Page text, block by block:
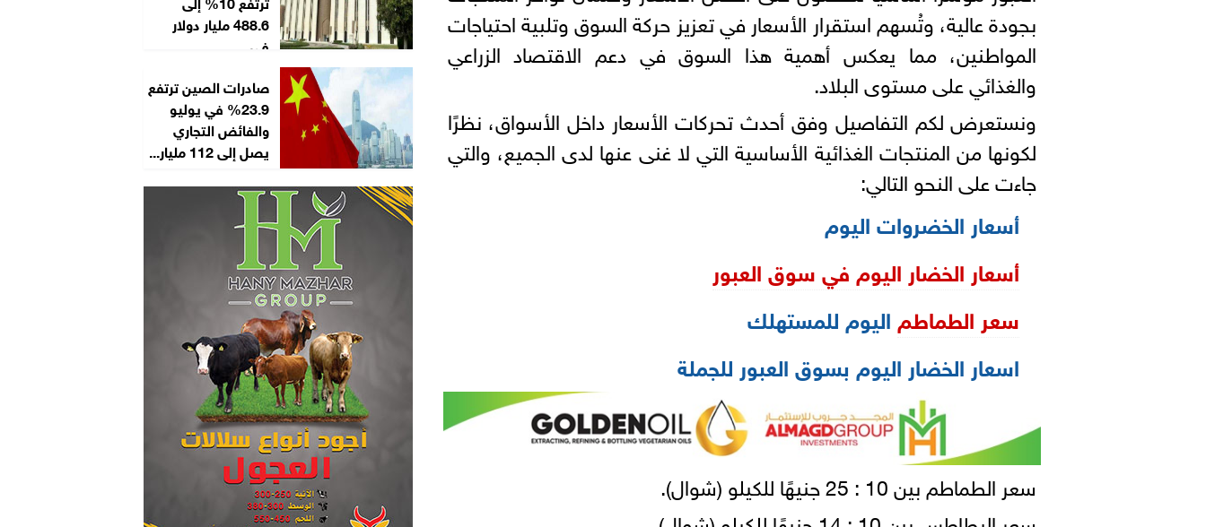
بجودة عالية، وتُسهم استقرار الأسعار في تعزيز حركة السوق وتلبية احتياجات
المواطنين، مما يعكس أهمية هذا السوق في دعم الاقتصاد الزراعي
والغذائي على مستوى البلاد.
ونستعرض لكم التفاصيل وفق أحدث تحركات الأسعار داخل الأسواق، نظرًا
لكونها من المنتجات الغذائية الأساسية التي لا غنى عنها لدى الجميع، والتي
جاءت على النحو التالي:
أسعار الخضروات اليوم
أسعار الخضار اليوم في سوق العبور
سعر الطماطماليوم للمستهلك
اسعار الخضار اليوم بسوق العبور للجملة
سعر الطماطم بين 10 : 25 جنيهًا للكيلو (شوال).
488.6 مليار دولار
في...
صادرات الصين ترتفع
23.9% في يوليو
والفائض التجاري
يصل إلى 112 مليار...